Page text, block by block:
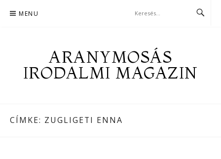
MENU
ARANYMOSÁS
IRODALMI MAGAZIN
CÍMKE: ZUGLIGETI ENNA